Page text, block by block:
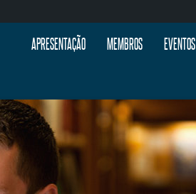
APRESENTAÇÃO MEMBROS EVENTOS